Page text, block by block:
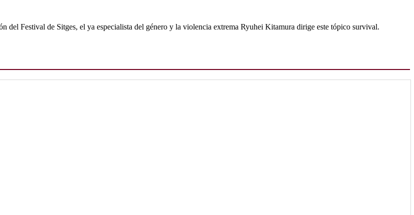
del Festival de Sitges, el ya especialista del género y la violencia extrema Ryuhei Kitamura dirige este tópico survival.